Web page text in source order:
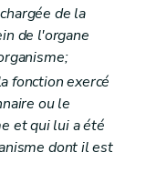
de la
de l'organe
fonction exercé
ou le
et qui lui a été
dont il est